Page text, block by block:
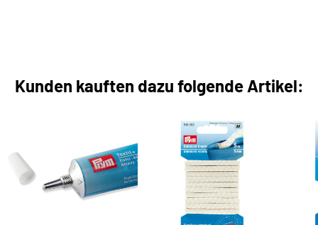
Kunden kauften dazu folgende Artikel: